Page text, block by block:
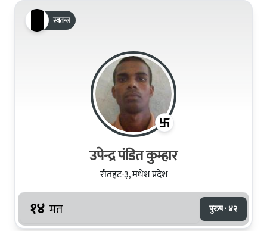
स्वतन्त्र
उपेन्द्र पंडित कुम्हार
रौतहट-३, मधेश प्रदेश
१४ मत पुरुष · ४२